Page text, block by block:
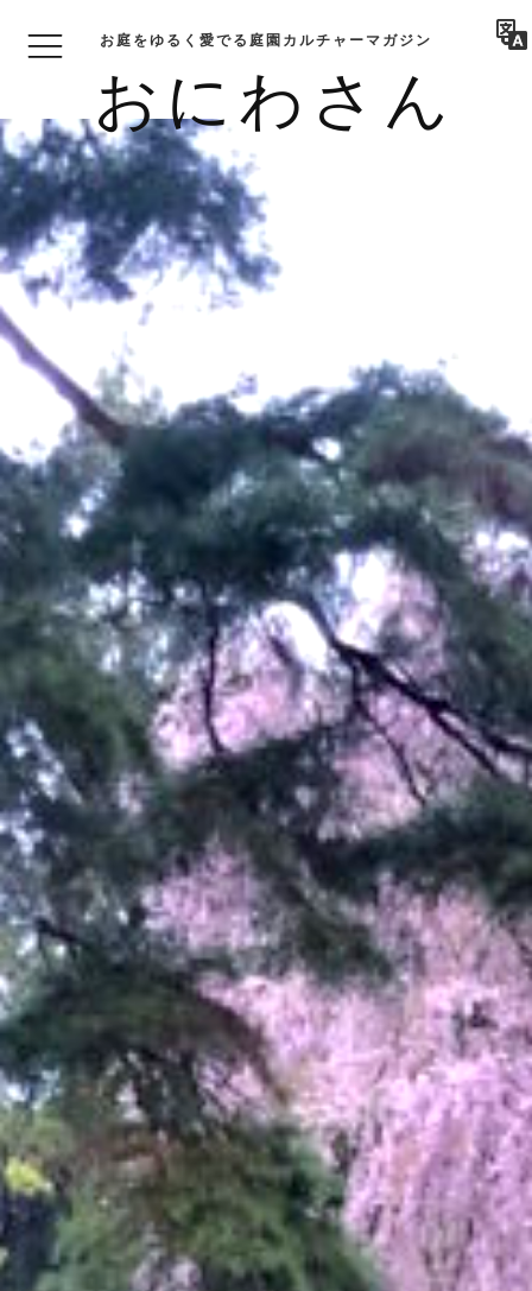
おにわさん
お庭をゆるく愛でる庭園カルチャーマガジン